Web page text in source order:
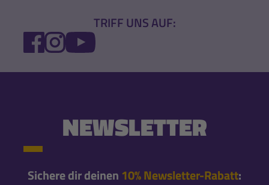
TRIFF UNS AUF:
FACEBOOK
INSTAGRAM
YOUTUBE
NEWSLETTER
Sichere dir deinen 10% Newsletter-Rabatt: